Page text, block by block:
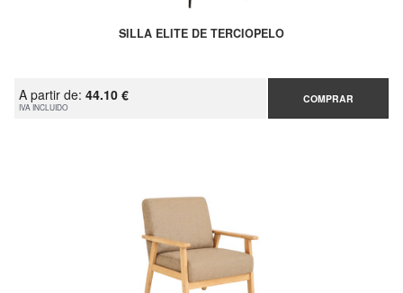
SILLA ELITE DE TERCIOPELO
A partir de: 44.10 €
IVA INCLUIDO
COMPRAR